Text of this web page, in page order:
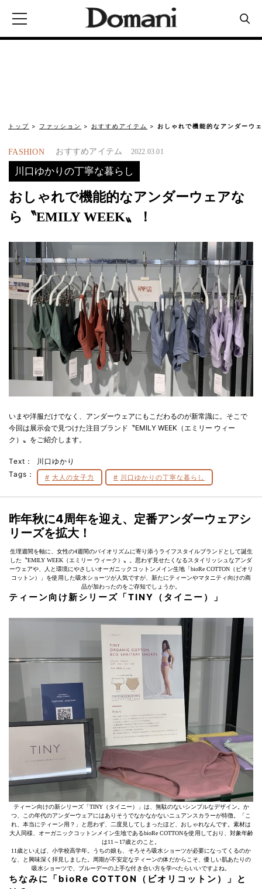
トップ ファッション おすすめアイテム おしゃれで機能的なアンダーウ
FASHION おすすめアイテム 2022.03.01
川口ゆかりの丁寧な暮らし
おしゃれで機能的なアンダーウェアな
ら〝EMILY WEEK〟！
いまや洋服だけでなく、アンダーウェアにもこだわるのが新常識に。そこで
今回は展示会で見つけた注目ブランド〝EMILY WEEK（エミリー ウィー
ク）〟をご紹介します。
Text：
川口ゆかり
Tags：
大人の女子力 川口ゆかりの丁寧な暮らし
昨年秋に4周年を迎え、定番アンダーウェアシ
リーズを拡大！
生理週間を軸に、女性の4週間のバイオリズムに寄り添うライフスタイルブランドとして誕生
した〝EMILY WEEK（エミリー ウィーク）〟。思わず見せたくなるスタイリッシュなアンダ
ーウェアや、人と環境にやさしいオーガニックコットンメイン生地「bioRe COTTON（ビオリ
コットン）」を使用した吸水ショーツが人気ですが、新たにティーンやマタニティ向けの商
品が加わったのをご存知でしょうか。
ティーン向け新シリーズ「TINY （タイニー）」
ティーン向けの新シリーズ「TINY（タイニー）」は、無駄のないシンプルなデザイン。か
つ、この年代のアンダーウェアにはありそうでなかなかないニュアンスカラーが特徴。「こ
れ、本当にティーン用？」と思わず、二度見してしまったほど、おしゃれなんです。素材は
大人同様、オーガニックコットンメイン生地であるbioRe COTTONを使用しており、対象年齢
は11～17歳とのこと。
11歳といえば、小学校高学年。うちの娘も、そろそろ吸水ショーツが必要になってくるのか
な、と興味深く拝見しました。周期が不安定なティーンの体だからこそ、優しい肌あたりの
吸水ショーツで、ブルーデーの上手な付き合い方を学べたらいいですよね。
ちなみに「bioRe COTTON
（ビオリコットン）」と